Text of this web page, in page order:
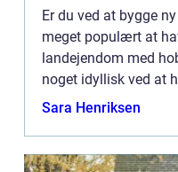
Er du ved at bygge
meget populært at
landejendom med
noget idyllisk ved at
græsse rundt
Sara Henriksen